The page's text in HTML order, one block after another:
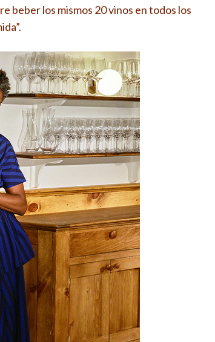
beber los mismos 20 vinos en todos los